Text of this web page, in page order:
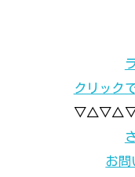
クリック
お問